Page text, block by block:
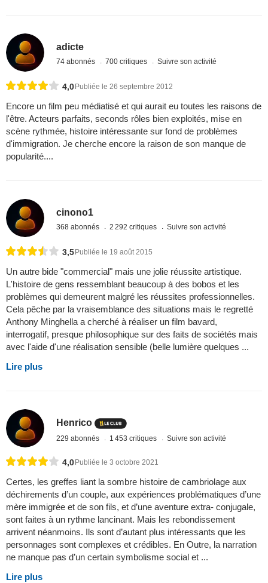
adicte
74 abonnés 700 critiques Suivre son activité
4,0Publiée le 26 septembre 2012
Encore un film peu médiatisé et qui aurait eu toutes les raisons de
l'être. Acteurs parfaits, seconds rôles bien exploités, mise en
scène rythmée, histoire intéressante sur fond de problèmes
d'immigration. Je cherche encore la raison de son manque de
popularité....
cinono1
368 abonnés 2 292 critiques Suivre son activité
3,5 Publiée le 19 août 2015
Un autre bide "commercial" mais une jolie réussite artistique.
L'histoire de gens ressemblant beaucoup à des bobos et les
problèmes qui demeurent malgré les réussites professionnelles.
Cela pêche par la vraisemblance des situations mais le regretté
Anthony Minghella a cherché à réaliser un film bavard,
interrogatif, presque philosophique sur des faits de sociétés mais
avec l'aide d'une réalisation sensible (belle lumière quelques ...
Lire plus
Henrico
229 abonnés 1 453 critiques Suivre son activité
4,0 Publiée le 3 octobre 2021
Certes, les greffes liant la sombre histoire de cambriolage aux
déchirements d’un couple, aux expériences problématiques d’une
mère immigrée et de son fils, et d’une aventure extra- conjugale,
sont faites à un rythme lancinant. Mais les rebondissement
arrivent néanmoins. Ils sont d’autant plus intéressants que les
personnages sont complexes et crédibles. En Outre, la narration
ne manque pas d’un certain symbolisme social et ...
Lire plus